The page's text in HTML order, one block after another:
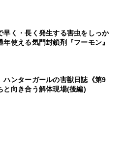
早く・長く発生する害虫をしっか
年使える気門封鎖剤『フーモン』
ハンターガールの害獣日誌《第9
と向き合う解体現場(後編)